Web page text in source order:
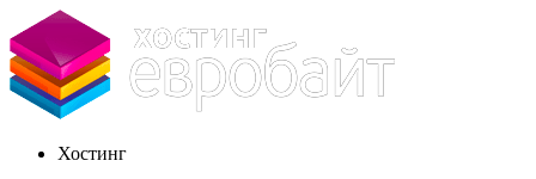
Хостинг